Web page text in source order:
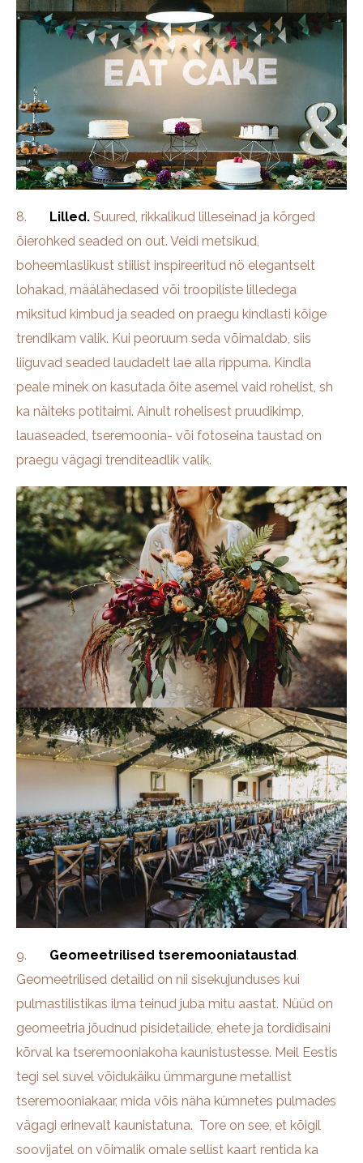
8. Lilled. Suured, rikkalikud lilleseinad ja kõrged
õierohked seaded on out. Veidi metsikud,
boheemlaslikust stiilist inspireeritud nö elegantselt
lohakad, määlähedased või troopiliste lilledega
miksitud kimbud ja seaded on praegu kindlasti kõige
trendikam valik. Kui peoruum seda võimaldab, siis
liiguvad seaded laudadelt lae alla rippuma. Kindla
peale minek on kasutada õite asemel vaid rohelist, sh
ka näiteks potitaimi. Ainult rohelisest pruudikimp,
lauaseaded, tseremoonia- või fotoseina taustad on
praegu vägagi trenditeadlik valik.
9. Geomeetrilised tseremooniataustad.
Geomeetrilised detailid on nii sisekujunduses kui
pulmastilistikas ilma teinud juba mitu aastat. Nüüd on
geomeetria jõudnud pisidetailide, ehete ja tordidisaini
kõrval ka tseremooniakoha kaunistustesse. Meil Eestis
tegi sel suvel võidukäiku ümmargune metallist
tseremooniakaar, mida võis näha kümnetes pulmades
vägagi erinevalt kaunistatuna. Tore on see, et kõigil
soovijatel on võimalik omale sellist kaart rentida ka